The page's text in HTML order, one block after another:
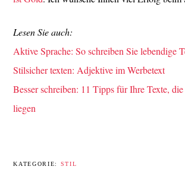
Lesen Sie auch:
Aktive Sprache: So schreiben Sie lebendige
Stilsicher texten: Adjektive im Werbetext
Besser schreiben: 11 Tipps für Ihre Texte,
liegen
KATEGORIE: STIL